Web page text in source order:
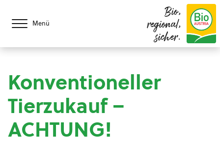
Menü
Bio,
regional,
sicher.
Konventioneller
Tierzukauf –
ACHTUNG!